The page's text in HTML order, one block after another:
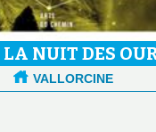
NUIT DES
VALLORCINE